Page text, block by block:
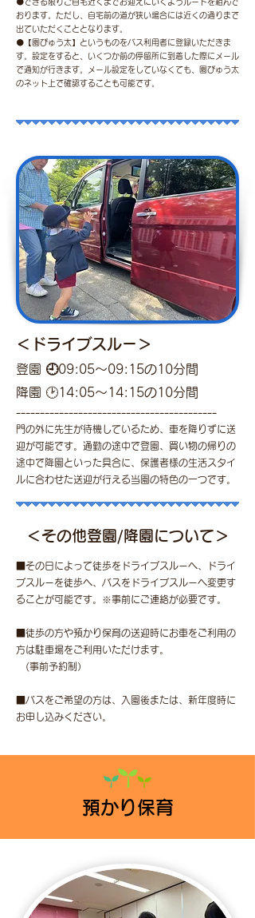
⚫できる限りご自宅近くまでお迎えにいくようルートを組んで
おります。ただし、自宅前の道が狭い場合には近くの通りまで
出ていただくこととなります。
⚫【園ぴゅう太】というものをバス利用者に登録いただきま
す。設定をすると、いくつか前の停留所に到着した際にメール
で通知が行きます。メール設定をしていなくても、園ぴゅう太
のネット上で確認することも可能です。
＜ドライブスルー＞
登園 🕘09:05～09:15の10分間
降園 🕑14:05～14:15の10分間
------------------------------------------
門の外に先生が待機しているため、車を降りずに送
迎が可能です。 通勤の途中で登園、買い物の帰りの
途中で降園といった具合に、保護者様の生活スタイ
ルに合わせた送迎が行える当園の特色の一つです。
＜その他登園/降園について＞
■その日によって徒歩をドライブスルーへ、ドライ
ブスルーを徒歩へ、バスをドライブスルーへ変更す
ることが可能です。※事前にご連絡が必要です。
■徒歩の方や預かり保育の送迎時にお車をご利用の
方は駐車場をご利用いただけます。
(事前予約制）
■バスをご希望の方は、入園後または、新年度時に
お申し込みください。
預かり保育